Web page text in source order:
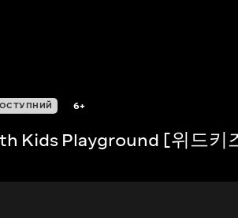
6+
Kids Playground [위드키